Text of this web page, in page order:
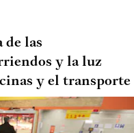
de las
y la luz
y el transporte